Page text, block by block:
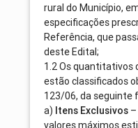
rural do Município,
especificações
Referência, que
deste Edital;
1.2 Os quantitativos
estão classificados
123/06, da seguinte
a) Itens Exclusivos
valores máximos